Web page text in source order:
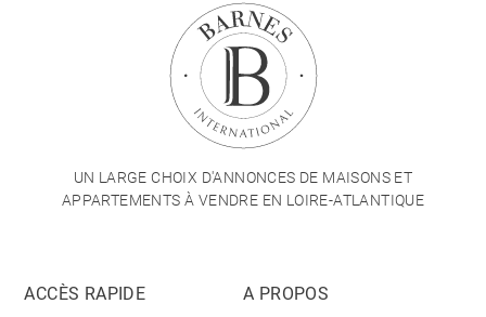
UN LARGE CHOIX D'ANNONCES DE MAISONS ET
APPARTEMENTS À VENDRE EN LOIRE-ATLANTIQUE
ACCÈS RAPIDE
A PROPOS